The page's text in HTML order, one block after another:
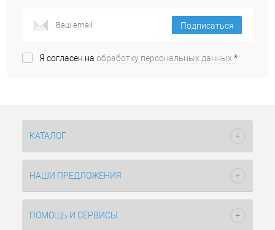
Подписаться
Я согласен на обработку персональных данных.*
КАТАЛОГ
НАШИ ПРЕДЛОЖЕНИЯ
ПОМОЩЬ И СЕРВИСЫ